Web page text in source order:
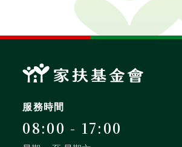
服務時間
08:00 - 17:00